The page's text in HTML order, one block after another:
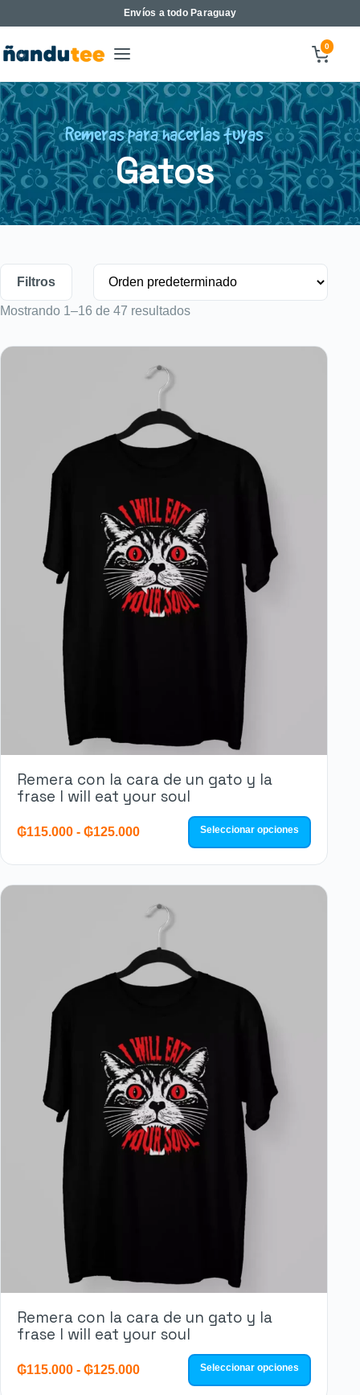
Envíos a todo Paraguay
0
Remeras para hacerlas tuyas
Gatos
Filtros
Mostrando 1–16 de 47 resultados
Remera con la cara de un gato y la
frase I will eat your soul
₲115.000 - ₲125.000 Seleccionar opciones
Remera con la cara de un gato y la
frase I will eat your soul
₲115.000 - ₲125.000 Seleccionar opciones